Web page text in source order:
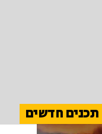
תכנים חדשים